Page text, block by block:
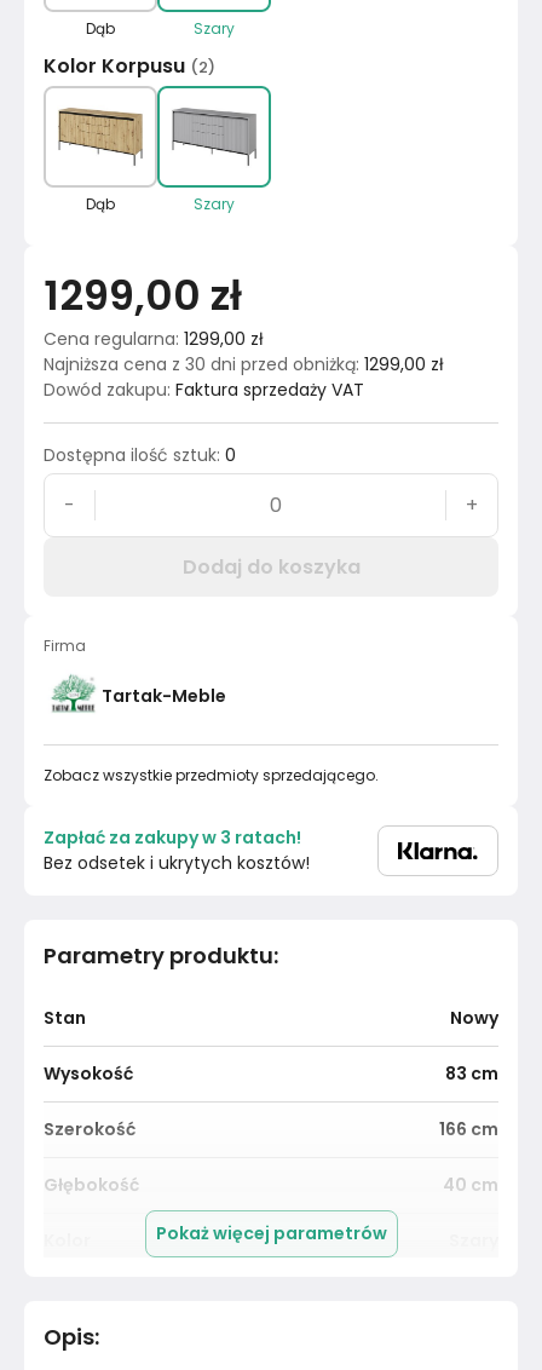
Parametry produktu:
Stan Nowy
Wysokość 83 cm
Szerokość 166 cm
Głębokość 40 cm
Kolor blatu
Pokaż więcej parametrów
Opis:
1299,00 zł
Cena regularna: 1299,00 zł
Najniższa cena z 30 dni przed obniżką: 1299,00 zł
Dowód zakupu: Faktura sprzedaży VAT
Dostępna ilość sztuk: 0
- +
Dodaj do koszyka
Dąb Szary
Kolor Korpusu (2)
Dąb Szary
Firma
Tartak-Meble
Zobacz wszystkie przedmioty sprzedającego.
Zapłać za zakupy w 3 ratach!
Bez odsetek i ukrytych kosztów!